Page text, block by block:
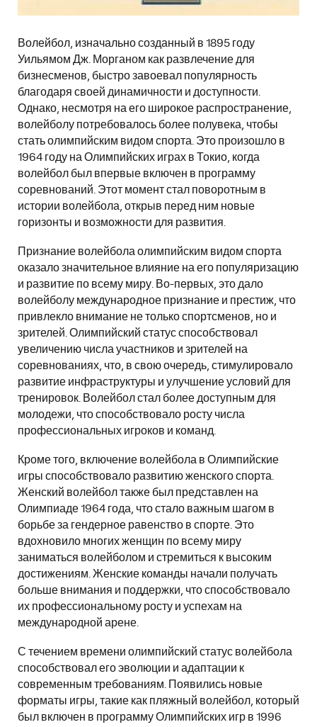
Волейбол, изначально созданный в 1895 году
Уильямом Дж. Морганом как развлечение для
бизнесменов, быстро завоевал популярность
благодаря своей динамичности и доступности.
Однако, несмотря на его широкое распространение,
волейболу потребовалось более полувека, чтобы
стать олимпийским видом спорта. Это произошло в
1964 году на Олимпийских играх в Токио, когда
волейбол был впервые включен в программу
соревнований. Этот момент стал поворотным в
истории волейбола, открыв перед ним новые
горизонты и возможности для развития.
Признание волейбола олимпийским видом спорта
оказало значительное влияние на его популяризацию
и развитие по всему миру. Во-первых, это дало
волейболу международное признание и престиж, что
привлекло внимание не только спортсменов, но и
зрителей. Олимпийский статус способствовал
увеличению числа участников и зрителей на
соревнованиях, что, в свою очередь, стимулировало
развитие инфраструктуры и улучшение условий для
тренировок. Волейбол стал более доступным для
молодежи, что способствовало росту числа
профессиональных игроков и команд.
Кроме того, включение волейбола в Олимпийские
игры способствовало развитию женского спорта.
Женский волейбол также был представлен на
Олимпиаде 1964 года, что стало важным шагом в
борьбе за гендерное равенство в спорте. Это
вдохновило многих женщин по всему миру
заниматься волейболом и стремиться к высоким
достижениям. Женские команды начали получать
больше внимания и поддержки, что способствовало
их профессиональному росту и успехам на
международной арене.
С течением времени олимпийский статус волейбола
способствовал его эволюции и адаптации к
современным требованиям. Появились новые
форматы игры, такие как пляжный волейбол, который
был включен в программу Олимпийских игр в 1996